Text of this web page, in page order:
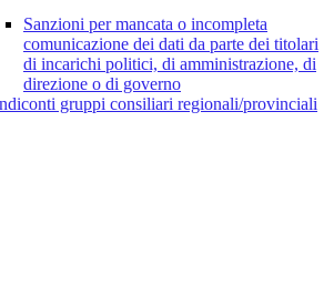
Sanzioni per mancata o incompleta
comunicazione dei dati da parte dei titolari
di incarichi politici, di amministrazione, di
direzione o di governo
gruppi consiliari regionali/provinciali